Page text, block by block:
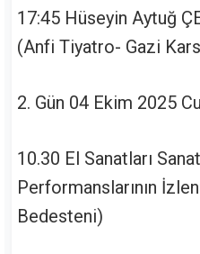
17:45 Hüseyin Aytuğ
(Anfi Tiyatro- Gazi
2. Gün 04 Ekim 2025
10.30 El Sanatları
Performanslarının
Bedesteni)